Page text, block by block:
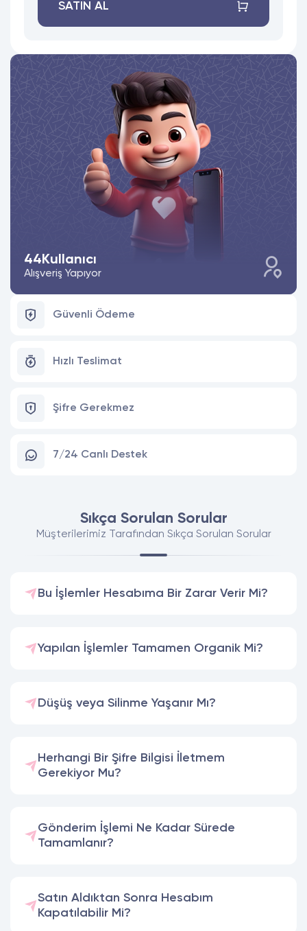
44Kullanıcı
Alışveriş Yapıyor
Güvenli Ödeme
Hızlı Teslimat
Şifre Gerekmez
7/24 Canlı Destek
SATIN AL
Sıkça Sorulan Sorular
Müşterilerimiz Tarafından Sıkça Sorulan Sorular
Bu İşlemler Hesabıma Bir Zarar Verir Mi?
Yapılan İşlemler Tamamen Organik Mi?
Düşüş veya Silinme Yaşanır Mı?
Herhangi Bir Şifre Bilgisi İletmem
Gerekiyor Mu?
Gönderim İşlemi Ne Kadar Sürede
Tamamlanır?
Satın Aldıktan Sonra Hesabım
Kapatılabilir Mi?